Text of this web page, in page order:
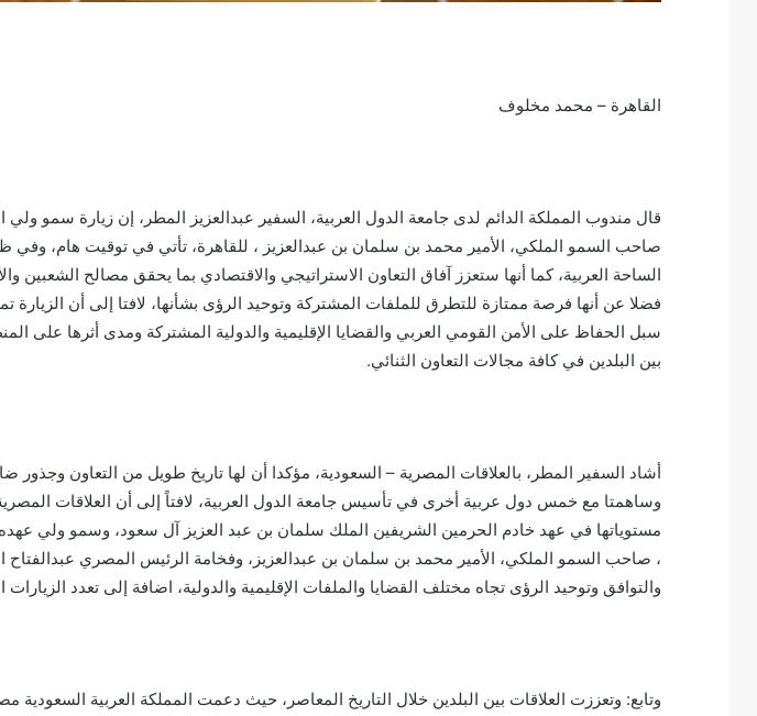
القاهرة – محمد مخلوف
قال مندوب المملكة الدائم لدى جامعة الدول العربية، السفير عبدالعزيز المطر، إن زيارة سمو
صاحب السمو الملكي، الأمير محمد بن سلمان بن عبدالعزيز ، للقاهرة، تأتي في توقيت هام،
الساحة العربية، كما أنها ستعزز آفاق التعاون الاستراتيجي والاقتصادي بما يحقق مصالح الشعبين
فضلا عن أنها فرصة ممتازة للتطرق للملفات المشتركة وتوحيد الرؤى بشأنها، لافتا إلى أن
سبل الحفاظ على الأمن القومي العربي والقضايا الإقليمية والدولية المشتركة ومدى أثرها على
بين البلدين في كافة مجالات التعاون الثنائي.
أشاد السفير المطر، بالعلاقات المصرية – السعودية، مؤكدا أن لها تاريخ طويل من التعاون وجذور
وساهمتا مع خمس دول عربية أخرى في تأسيس جامعة الدول العربية، لافتاً إلى أن العلاقات
مستوياتها في عهد خادم الحرمين الشريفين الملك سلمان بن عبد العزيز آل سعود، وسمو ولي
، صاحب السمو الملكي، الأمير محمد بن سلمان بن عبدالعزيز، وفخامة الرئيس المصري
والتوافق وتوحيد الرؤى تجاه مختلف القضايا والملفات الإقليمية والدولية، اضافة إلى تعدد الزيارات
وتابع: وتعززت العلاقات بين البلدين خلال التاريخ المعاصر، حيث دعمت المملكة العربية السعودية